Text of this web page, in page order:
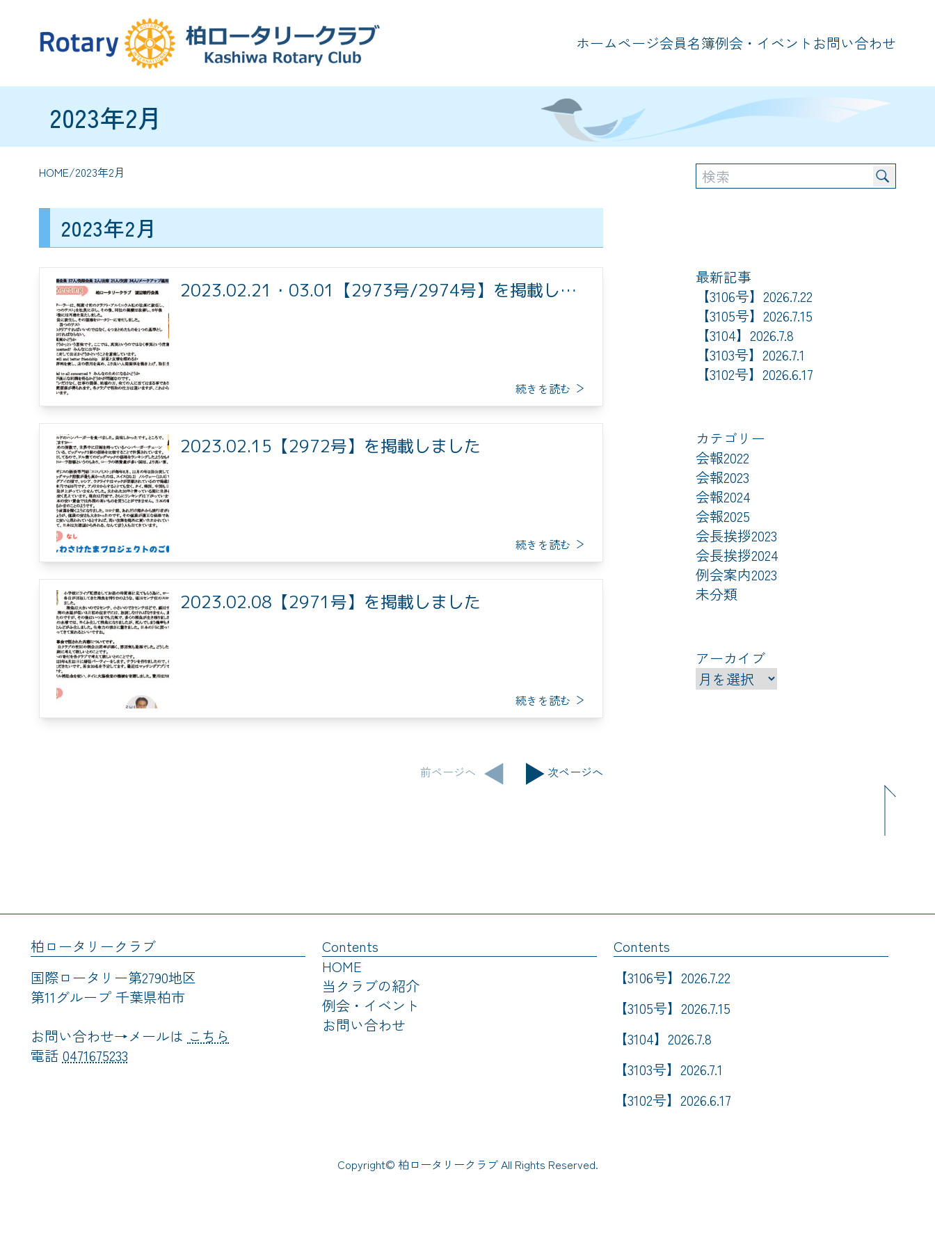
ホームページ会員名簿例会・イベント お問い合わせ
2023年2月
HOME/2023年2月
2023年2月
2023.02.21・03.01【2973号/2974号】を掲載しま
続きを読む
2023.02.15【2972号】を掲載しました
続きを読む
2023.02.08【2971号】を掲載しました
続きを読む
最新記事
【3106号】2026.7.22
【3105号】2026.7.15
【3104】2026.7.8
【3103号】2026.7.1
【3102号】2026.6.17
カテゴリー
会報2022
会報2023
会報2024
会報2025
会長挨拶2023
会長挨拶2024
例会案内2023
未分類
アーカイブ
ア
ー
前ページへ 次ページへ
柏ロータリークラブ
国際ロータリー第2790地区
第11グループ 千葉県柏市
お問い合わせ→メールは こちら
電話 0471675233
Contents
HOME
当クラブの紹介
例会・イベント
お問い合わせ
Contents
【3106号】2026.7.22
【3105号】2026.7.15
【3104】2026.7.8
【3103号】2026.7.1
【3102号】2026.6.17
Copyright© 柏ロータリークラブ All Rights Reserved.